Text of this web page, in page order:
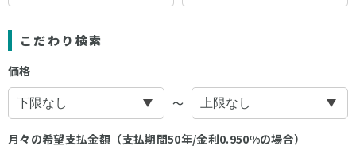
こだわり検索
価格
〜
月々の希望支払金額（支払期間50年/金利0.950%の場合）